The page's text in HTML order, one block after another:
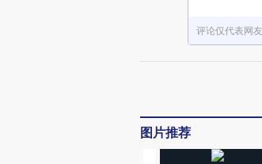
评论仅代表网
图片推荐